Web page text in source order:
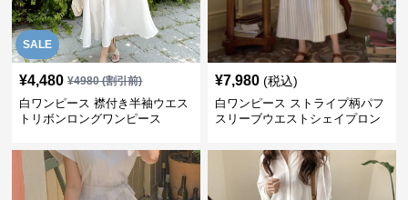
SALE
¥4,480 ¥4980(割引前)
白ワンピース 襟付き半袖ウエス
トリボンロングワンピース
¥7,980 (税込)
白ワンピース ストライプ柄パフ
スリーブウエストシェイプロン